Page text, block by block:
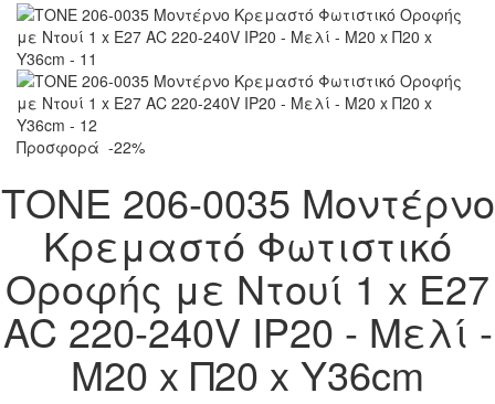
Προσφορά -22%
ΤΟΝΕ 206-0035 Μοντέρνο
Κρεμαστό Φωτιστικό
Οροφής με Ντουί 1 x E27
AC 220-240V IP20 - Mελί -
Μ20 x Π20 x Υ36cm